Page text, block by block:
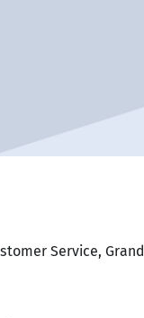
Service,